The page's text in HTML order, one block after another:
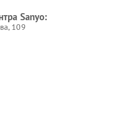
Sanyo:
109